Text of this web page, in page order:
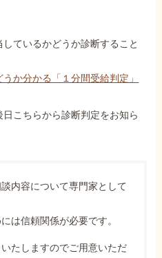
ているかどうか診断すること
か分かる「１分間受給判定」
こちらから診断判定をお知ら
内容について専門家として
は信頼関係が必要です。
たしますのでご用意いただ